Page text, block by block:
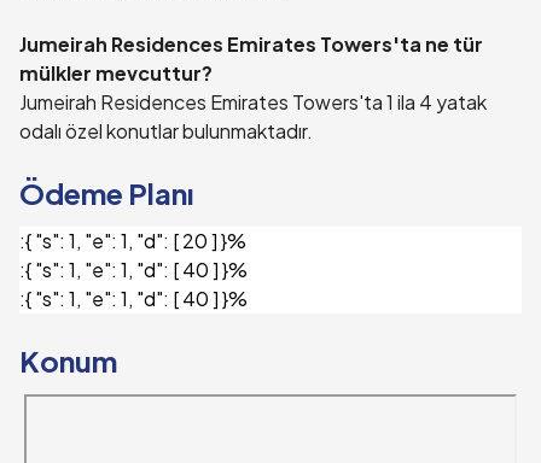
Jumeirah Residences Emirates Towers'ta ne tür
mülkler mevcuttur?
Jumeirah Residences Emirates Towers'ta 1 ila 4 yatak
odalı özel konutlar bulunmaktadır.
Ödeme Planı
:{ "s": 1, "e": 1, "d": [ 20 ] }%
:{ "s": 1, "e": 1, "d": [ 40 ] }%
:{ "s": 1, "e": 1, "d": [ 40 ] }%
Konum